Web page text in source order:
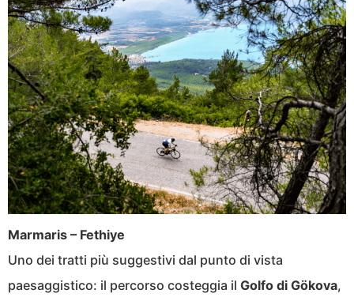
Marmaris – Fethiye
Uno dei tratti più suggestivi dal punto di vista
paesaggistico: il percorso costeggia il Golfo di Gökova,